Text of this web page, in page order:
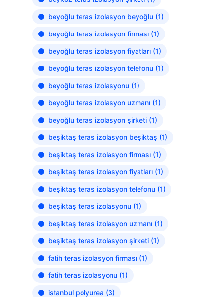
beyoğlu teras izolasyon beyoğlu (1)
beyoğlu teras izolasyon firması (1)
beyoğlu teras izolasyon fiyatları (1)
beyoğlu teras izolasyon telefonu (1)
beyoğlu teras izolasyonu (1)
beyoğlu teras izolasyon uzmanı (1)
beyoğlu teras izolasyon şirketi (1)
beşiktaş teras izolasyon beşiktaş (1)
beşiktaş teras izolasyon firması (1)
beşiktaş teras izolasyon fiyatları (1)
beşiktaş teras izolasyon telefonu (1)
beşiktaş teras izolasyonu (1)
beşiktaş teras izolasyon uzmanı (1)
beşiktaş teras izolasyon şirketi (1)
fatih teras izolasyon firması (1)
fatih teras izolasyonu (1)
istanbul polyurea (3)